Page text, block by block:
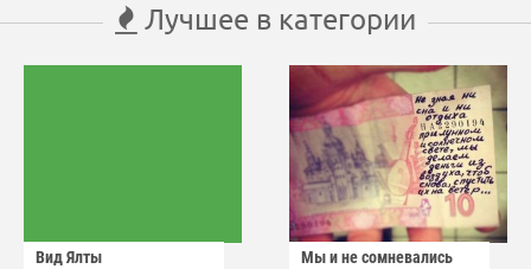
Лучшее в категории
Вид Ялты Мы и не сомневались